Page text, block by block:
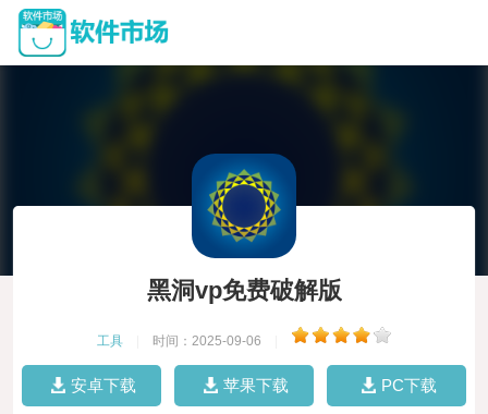
黑洞vp免费破解版
工具 时间：2025-09-06
安卓下载 苹果下载 PC下载